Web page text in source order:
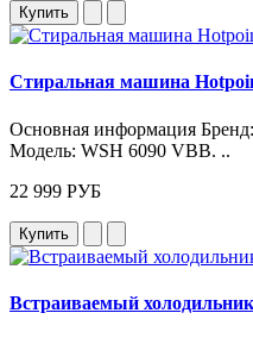
Купить
Стиральная машина
Основная информация
Модель: WSH 6090 VBB. ..
22 999 РУБ
Купить
Встраиваемый